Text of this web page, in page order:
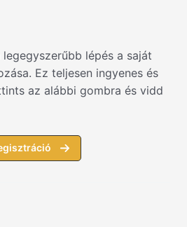
lépés a saját
Ez teljesen ingyenes és
az alábbi gombra és vidd